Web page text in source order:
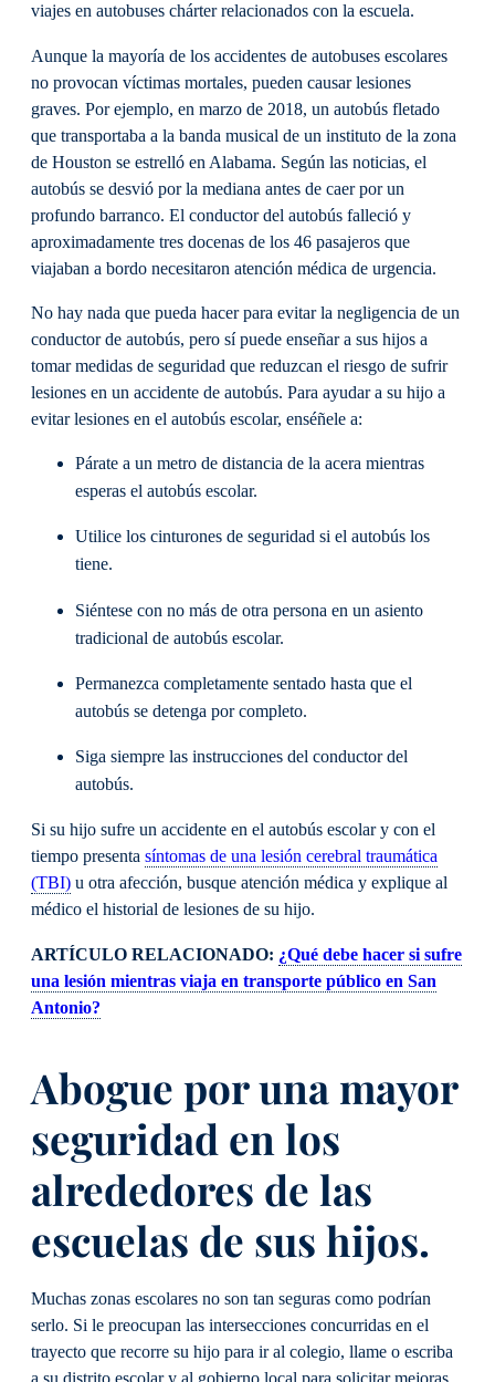
viajes en autobuses chárter relacionados con la escuela.
Aunque la mayoría de los accidentes de autobuses escolares
no provocan víctimas mortales, pueden causar lesiones
graves. Por ejemplo, en marzo de 2018, un autobús fletado
que transportaba a la banda musical de un instituto de la zona
de Houston se estrelló en Alabama. Según las noticias, el
autobús se desvió por la mediana antes de caer por un
profundo barranco. El conductor del autobús falleció y
aproximadamente tres docenas de los 46 pasajeros que
viajaban a bordo necesitaron atención médica de urgencia.
No hay nada que pueda hacer para evitar la negligencia de un
conductor de autobús, pero sí puede enseñar a sus hijos a
tomar medidas de seguridad que reduzcan el riesgo de sufrir
lesiones en un accidente de autobús. Para ayudar a su hijo a
evitar lesiones en el autobús escolar, enséñele a:
Párate a un metro de distancia de la acera mientras
esperas el autobús escolar.
Utilice los cinturones de seguridad si el autobús los
tiene.
Siéntese con no más de otra persona en un asiento
tradicional de autobús escolar.
Permanezca completamente sentado hasta que el
autobús se detenga por completo.
Siga siempre las instrucciones del conductor del
autobús.
Si su hijo sufre un accidente en el autobús escolar y con el
tiempo presenta síntomas de una lesión cerebral traumática
(TBI) u otra afección, busque atención médica y explique al
médico el historial de lesiones de su hijo.
ARTÍCULO RELACIONADO: ¿Qué debe hacer si sufre
una lesión mientras viaja en transporte público en San
Antonio?
Abogue por una mayor
seguridad en los
alrededores de las
escuelas de sus hijos.
Muchas zonas escolares no son tan seguras como podrían
serlo. Si le preocupan las intersecciones concurridas en el
trayecto que recorre su hijo para ir al colegio, llame o escriba